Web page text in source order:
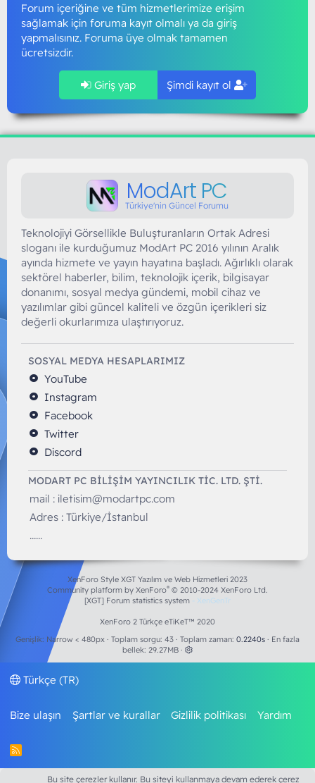
Forum içeriğine ve tüm hizmetlerimize erişim
sağlamak için foruma kayıt olmalı ya da giriş
yapmalısınız. Foruma üye olmak tamamen
ücretsizdir.
Giriş yap Şimdi kayıt ol
ModArt PC
Türkiye'nin Güncel Forumu
Teknolojiyi Görsellikle Buluşturanların Ortak Adresi
sloganı ile kurduğumuz ModArt PC 2016 yılının Aralık
ayında hizmete ve yayın hayatına başladı. Ağırlıklı olarak
sektörel haberler, bilim, teknolojik içerik, bilgisayar
donanımı, sosyal medya gündemi, mobil cihaz ve
yazılımlar gibi güncel kaliteli ve özgün içerikleri siz
değerli okurlarımıza ulaştırıyoruz.
SOSYAL MEDYA HESAPLARIMIZ
YouTube
Instagram
Facebook
Twitter
Discord
MODART PC BILIŞIM YAYINCILIK TİC. LTD. ŞTİ.
mail : iletisim@modartpc.com
Adres : Türkiye/İstanbul
......
XenForo Style XGT Yazılım ve Web Hizmetleri 2023
Community platform by XenForo® © 2010-2024 XenForo Ltd.
[XGT] Forum statistics system
- XenGenTr
XenForo 2 Türkçe eTiKeT™ 2020
Genişlik
Toplam sorgu 43 Toplam zaman 0.2240s
En fazla
bellek 29.27MB
Türkçe (TR)
Bize ulaşın Şartlar ve kurallar Gizlilik politikası Yardım
R
Bu site çerezler kullanır. Bu siteyi kullanmaya devam ederek çerez